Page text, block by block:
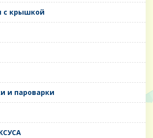
с крышкой
и пароварки